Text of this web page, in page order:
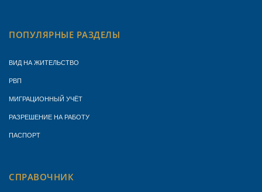
ПОПУЛЯРНЫЕ РАЗДЕЛЫ
ВИД НА ЖИТЕЛЬСТВО
РВП
МИГРАЦИОННЫЙ УЧЁТ
РАЗРЕШЕНИЕ НА РАБОТУ
ПАСПОРТ
СПРАВОЧНИК